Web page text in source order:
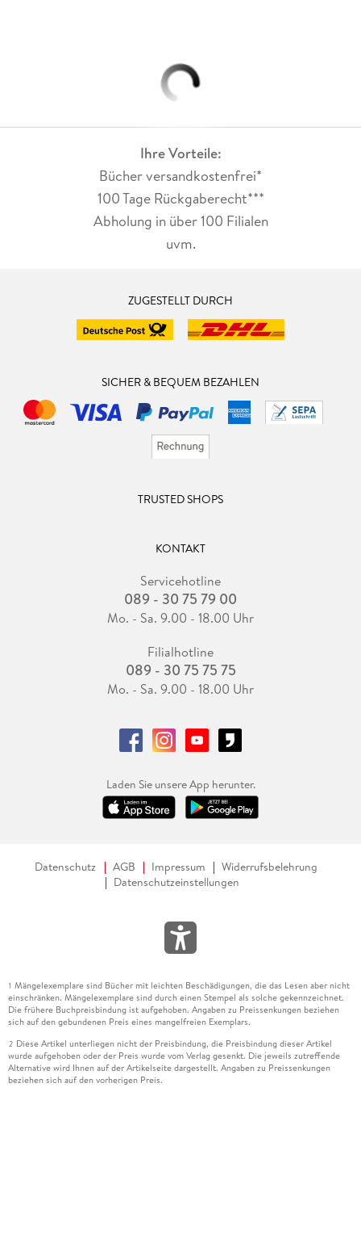
Ihre Vorteile:
Bücher versandkostenfrei*
100 Tage Rückgaberecht***
Abholung in über 100 Filialen
uvm.
ZUGESTELLT DURCH
SICHER & BEQUEM BEZAHLEN
TRUSTED SHOPS
KONTAKT
Servicehotline
089 - 30 75 79 00
Mo. - Sa. 9.00 - 18.00 Uhr
Filialhotline
089 - 30 75 75 75
Mo. - Sa. 9.00 - 18.00 Uhr
Laden Sie unsere App herunter.
Datenschutz AGB Impressum
Widerrufsbelehrung
Datenschutzeinstellungen
1 Mängelexemplare sind Bücher mit leichten Beschädigungen, die das Lesen aber nicht
einschränken. Mängelexemplare sind durch einen Stempel als solche gekennzeichnet.
Die frühere Buchpreisbindung ist aufgehoben. Angaben zu Preissenkungen beziehen
sich auf den gebundenen Preis eines mangelfreien Exemplars.
2 Diese Artikel unterliegen nicht der Preisbindung, die Preisbindung dieser Artikel
wurde aufgehoben oder der Preis wurde vom Verlag gesenkt. Die jeweils zutreffende
Alternative wird Ihnen auf der Artikelseite dargestellt. Angaben zu Preissenkungen
beziehen sich auf den vorherigen Preis.